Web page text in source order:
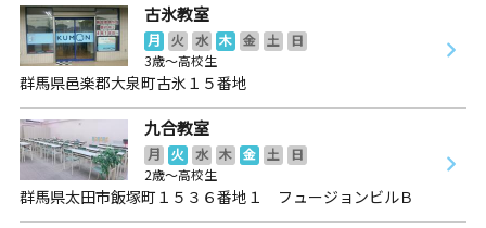
古氷教室
月 火 水 木 金 土
日
3歳～高校生
群馬県邑楽郡大泉町古氷１５番地
九合教室
月 火 水 木 金 土
日
2歳～高校生
群馬県太田市飯塚町１５３６番地１ フュージョンビルＢ